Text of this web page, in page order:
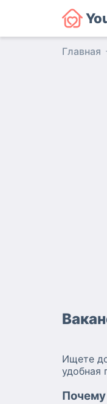
Главная
Ищете
удобная
Почему